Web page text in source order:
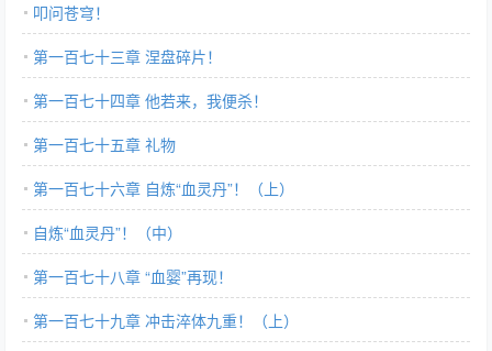
叩问苍穹！
第一百七十三章 涅盘碎片！
第一百七十四章 他若来，我便杀！
第一百七十五章 礼物
第一百七十六章 自炼“血灵丹”！（上）
自炼“血灵丹”！（中）
第一百七十八章 “血婴”再现！
第一百七十九章 冲击淬体九重！（上）